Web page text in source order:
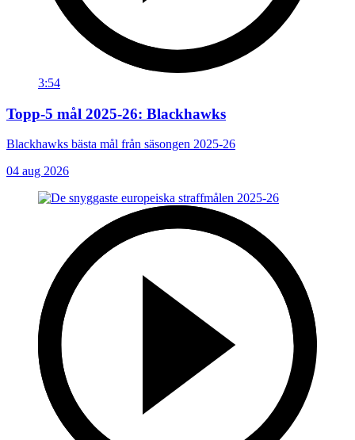
3:54
Topp-5 mål 2025-26: Blackhawks
Blackhawks bästa mål från säsongen 2025-26
04 aug 2026